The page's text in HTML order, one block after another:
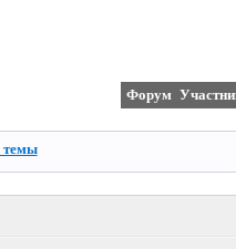
Форум
темы